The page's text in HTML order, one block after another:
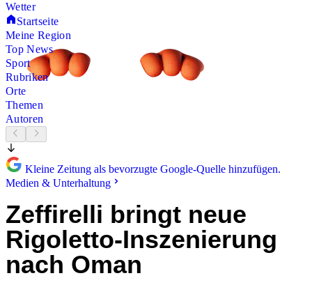
Wetter
Startseite
Meine Region
Top News
Sport
Rubriken
Orte
Themen
Autoren
Kleine Zeitung als bevorzugte Google-Quelle hinzufügen.
Medien & Unterhaltung
Zeffirelli bringt neue
Rigoletto-Inszenierung
nach Oman